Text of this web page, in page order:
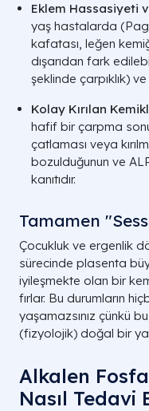
Eklem Hassasiyeti
yaş hastalarda
kafatası, leğen
dışarıdan fark
şeklinde çarpıklık)
Kolay Kırılan
hafif bir çarpma
çatlaması veya
bozulduğunun ve
kanıtıdır.
Tamamen
Çocukluk ve ergenlik
sürecinde plasenta
iyileşmekte olan bir
fırlar. Bu durumların
yaşamazsınız çünkü
(fizyolojik) doğal bir
Alkalen
Nasıl Tedavi